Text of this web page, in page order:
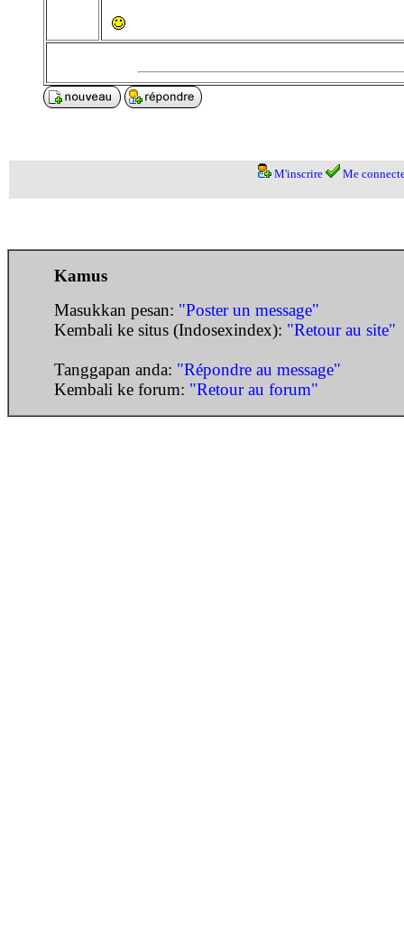
M'inscrire Me
Kamus
Masukkan pesan: "Poster un message"
Kembali ke situs (Indosexindex): "Retour au site"
Tanggapan anda: "Répondre au message"
Kembali ke forum: "Retour au forum"